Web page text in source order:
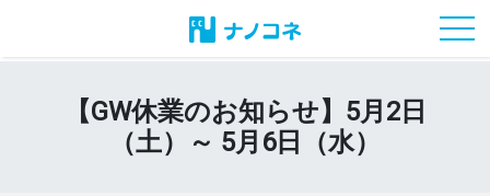
【GW休業のお知らせ】5月2日
（土）～ 5月6日（水）